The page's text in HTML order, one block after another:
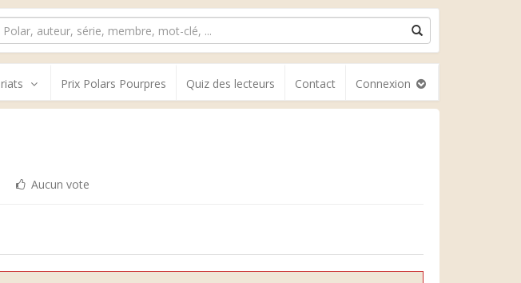
Prix Polars Pourpres Quiz des lecteurs Contact Connexion
Aucun vote